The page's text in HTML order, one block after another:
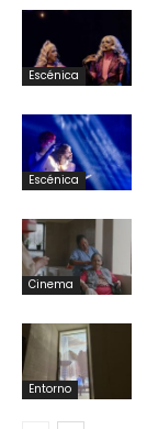
Escénica
Escénica
Cinema
Entorno